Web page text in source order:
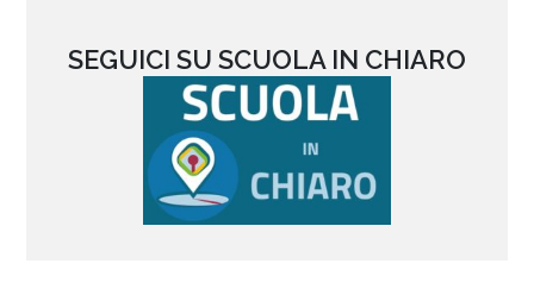
SEGUICI SU SCUOLA IN CHIARO